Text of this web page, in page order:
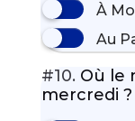
À
Au
#10. Où le
mercredi ?